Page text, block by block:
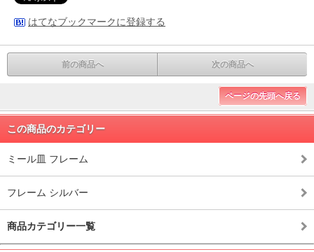
はてなブックマークに登録する
前の商品へ 次の商品へ
ページの先頭へ戻る
この商品のカテゴリー
ミール皿 フレーム
フレーム シルバー
商品カテゴリー一覧